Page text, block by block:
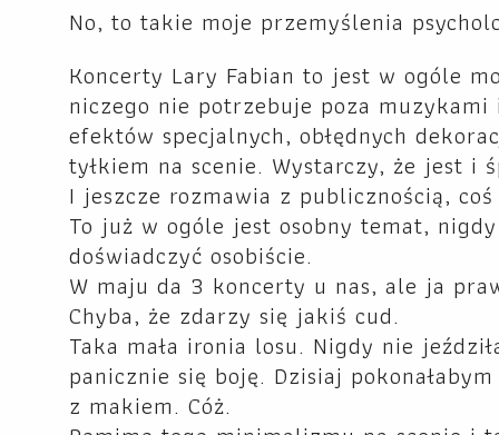
No, to takie moje przemyślenia
Koncerty Lary Fabian to jest w ogóle
niczego nie potrzebuje poza
efektów specjalnych, obłędnych
tyłkiem na scenie. Wystarczy, że jest i
I jeszcze rozmawia z publicznością,
To już w ogóle jest osobny temat,
doświadczyć osobiście.
W maju da 3 koncerty u nas, ale ja
Chyba, że zdarzy się jakiś cud.
Taka mała ironia losu. Nigdy nie
panicznie się boję. Dzisiaj
z makiem. Cóż.